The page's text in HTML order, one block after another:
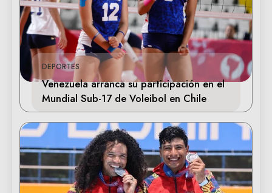
DEPORTES
Venezuela arranca su participación en el
Mundial Sub-17 de Voleibol en Chile